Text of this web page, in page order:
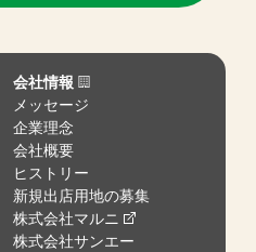
会社情報
メッセージ
企業理念
会社概要
ヒストリー
新規出店用地の募集
株式会社マルニ
株式会社サンエー